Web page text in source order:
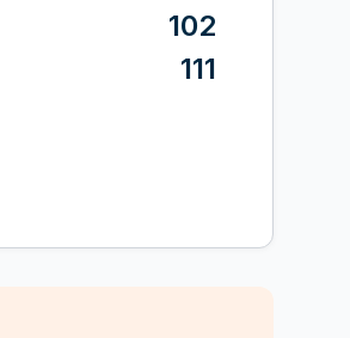
102
111